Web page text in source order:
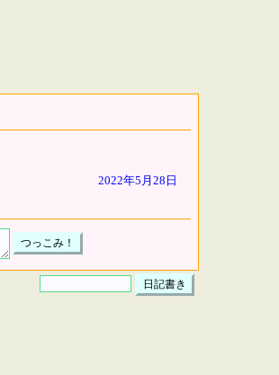
2022年5月28日